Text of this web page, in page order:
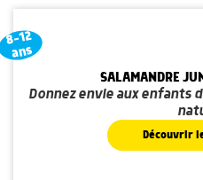
8-12
ans
SALAMANDRE
Donnez envie aux enfants
Découvrir